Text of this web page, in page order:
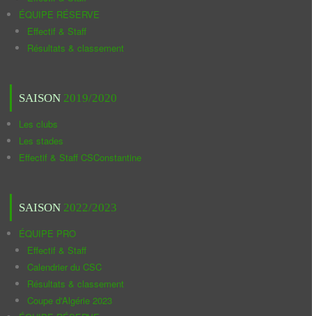
ÉQUIPE RÉSERVE
Effectif & Staff
Résultats & classement
SAISON 2019/2020
Les clubs
Les stades
Effectif & Staff CSConstantine
SAISON 2022/2023
ÉQUIPE PRO
Effectif & Staff
Calendrier du CSC
Résultats & classement
Coupe d'Algérie 2023